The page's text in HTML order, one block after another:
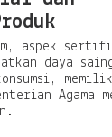
aspek
daya
Agama